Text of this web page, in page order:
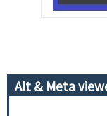
Alt & Meta